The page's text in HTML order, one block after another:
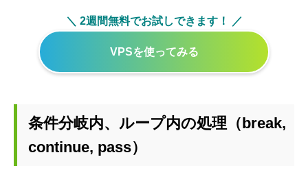
＼ 2週間無料でお試しできます！ ／
VPSを使ってみる
条件分岐内、ループ内の処理（break,
continue, pass）